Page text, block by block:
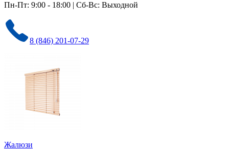
Пн-Пт: 9:00 - 18:00 | Сб-Вс: Выходной
8 (846) 201-07-29
Жалюзи